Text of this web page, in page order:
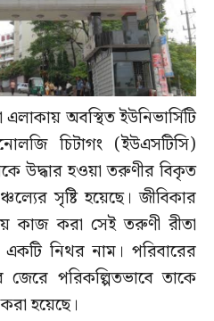
অবস্থিত ইউনিভার্সিটি
চিটাগং (ইউএসটিসি)
উদ্ধার হওয়া তরুণীর বিকৃত
সৃষ্টি হয়েছে। জীবিকার
কাজ করা সেই তরুণী রীতা
নিথর নাম। পরিবারের
জেরে পরিকল্পিতভাবে তাকে
হয়েছে।